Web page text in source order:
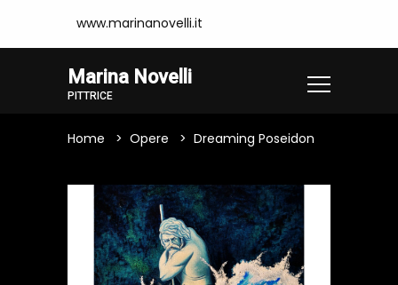
www.marinanovelli.it
Marina Novelli
PITTRICE
Home Opere Dreaming Poseidon